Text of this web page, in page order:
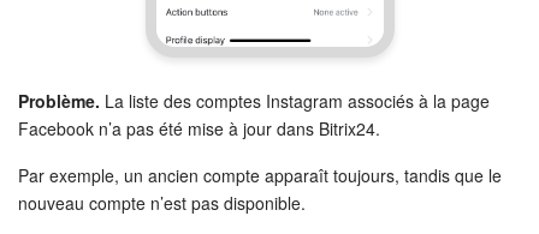
Problème. La liste des comptes Instagram associés à la page
Facebook n’a pas été mise à jour dans Bitrix24.
Par exemple, un ancien compte apparaît toujours, tandis que le
nouveau compte n’est pas disponible.